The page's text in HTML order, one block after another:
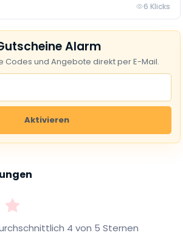
6 Klicks
Alarm
Codes und Angebote direkt per E-Mail.
Aktivieren
5 Sterne
4 von 5 Sternen